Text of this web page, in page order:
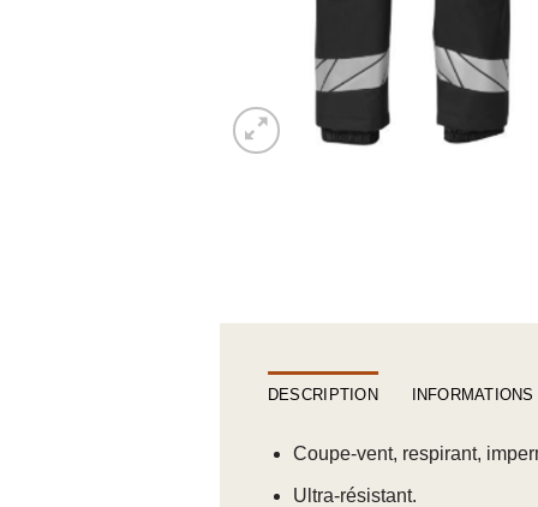
DESCRIPTION
Coupe-vent, respirant,
Ultra-résistant.